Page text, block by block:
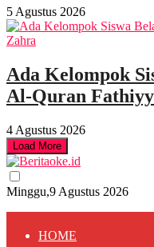
5 Agustus 2026
Ada Kelompok
Al-Quran
4 Agustus 2026
Load More
Minggu,9 Agustus 2026
HOME